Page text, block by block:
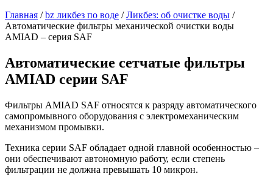
Главная /bz ликбез по воде /Ликбез: об очистке воды /
Автоматические фильтры механической очистки воды
AMIAD – серия SAF
Автоматические сетчатые фильтры
AMIAD серии SAF
Фильтры AMIAD SAF относятся к разряду автоматического
самопромывного оборудования с электромеханическим
механизмом промывки.
Техника серии SAF обладает одной главной особенностью –
они обеспечивают автономную работу, если степень
фильтрации не должна превышать 10 микрон.